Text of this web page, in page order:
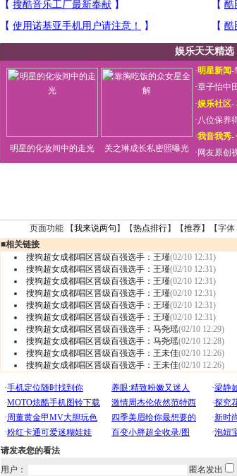
娱乐天天精选
明星的化妆间中的走光 关之琳成长私密照曝光
·明星新闻-
·章子怡中
·娱乐社区-
·八位保养
·我音我秀-
· 网友原创
页面功能 【我来说两句 】【热点排行】【推荐】【字体
■相关链接
搜狗超女成都唱区晋级百强选手：王瑾(02/10 12:31)
搜狗超女成都唱区晋级百强选手：王瑾(02/10 12:31)
搜狗超女成都唱区晋级百强选手：王瑾(02/10 12:31)
搜狗超女成都唱区晋级百强选手：王瑾(02/10 12:31)
搜狗超女成都唱区晋级百强选手：王瑾(02/10 12:31)
搜狗超女成都唱区晋级百强选手：王瑾(02/10 12:31)
搜狗超女成都唱区晋级百强选手：马尧瑶(02/10 12:29)
搜狗超女成都唱区晋级百强选手：马尧瑶(02/10 12:28)
搜狗超女成都唱区晋级百强选手：王未佳(02/10 12:26)
搜狗超女成都唱区晋级百强选手：王未佳(02/10 12:26)
请发表您的看法
用户：
匿名发出